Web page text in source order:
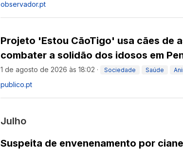
observador.pt
Projeto 'Estou CãoTigo' usa cães de
combater a solidão dos idosos em
1 de agosto de 2026 às 18:02 · Sociedade Saúde
publico.pt
Julho
Suspeita de envenenamento por